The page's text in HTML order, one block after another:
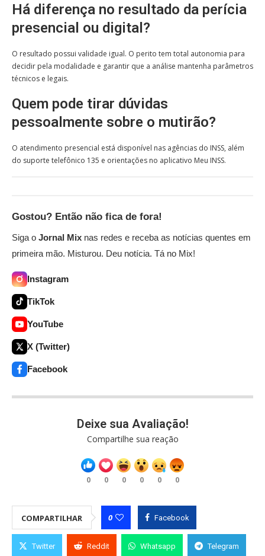
Há diferença no resultado da perícia
presencial ou digital?
O resultado possui validade igual. O perito tem total autonomia para
decidir pela modalidade e garantir que a análise mantenha parâmetros
técnicos e legais.
Quem pode tirar dúvidas
pessoalmente sobre o mutirão?
O atendimento presencial está disponível nas agências do INSS, além
do suporte telefônico 135 e orientações no aplicativo Meu INSS.
Gostou? Então não fica de fora!
Siga o Jornal Mix nas redes e receba as notícias quentes em
primeira mão. Misturou. Deu notícia. Tá no Mix!
Instagram
TikTok
YouTube
X (Twitter)
Facebook
Deixe sua Avaliação!
Compartilhe sua reação
0 0 0 0 0 0
COMPARTILHAR 0 Facebook
Twitter Reddit Whatsapp Telegram